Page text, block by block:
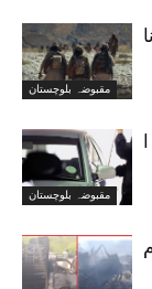
مقبوضہ بلوچستان
مقبوضہ بلوچستان